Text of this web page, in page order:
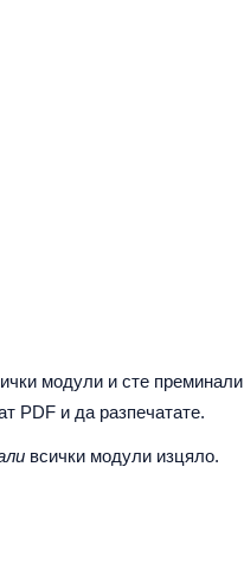
модули и сте преминали
PDF и да разпечатате.
всички модули изцяло.